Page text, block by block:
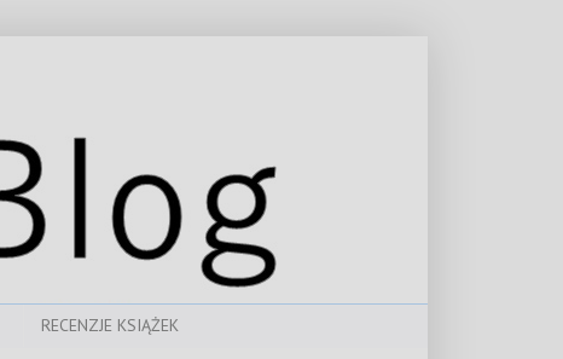
RECENZJE KSIĄŻEK